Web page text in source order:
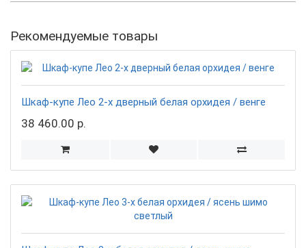
Рекомендуемые товары
Шкаф-купе Лео 2-х дверный белая орхидея / венге
38 460.00 р.